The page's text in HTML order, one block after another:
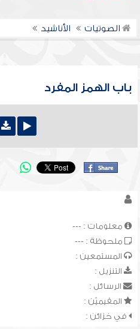
الصوتيات الأناشيد
باب الهمز المفرد
معلومات : ---
ملحوظة : ---
المستمعين :
التنزيل :
الرسائل :
المقيميّن :
في خزائن :